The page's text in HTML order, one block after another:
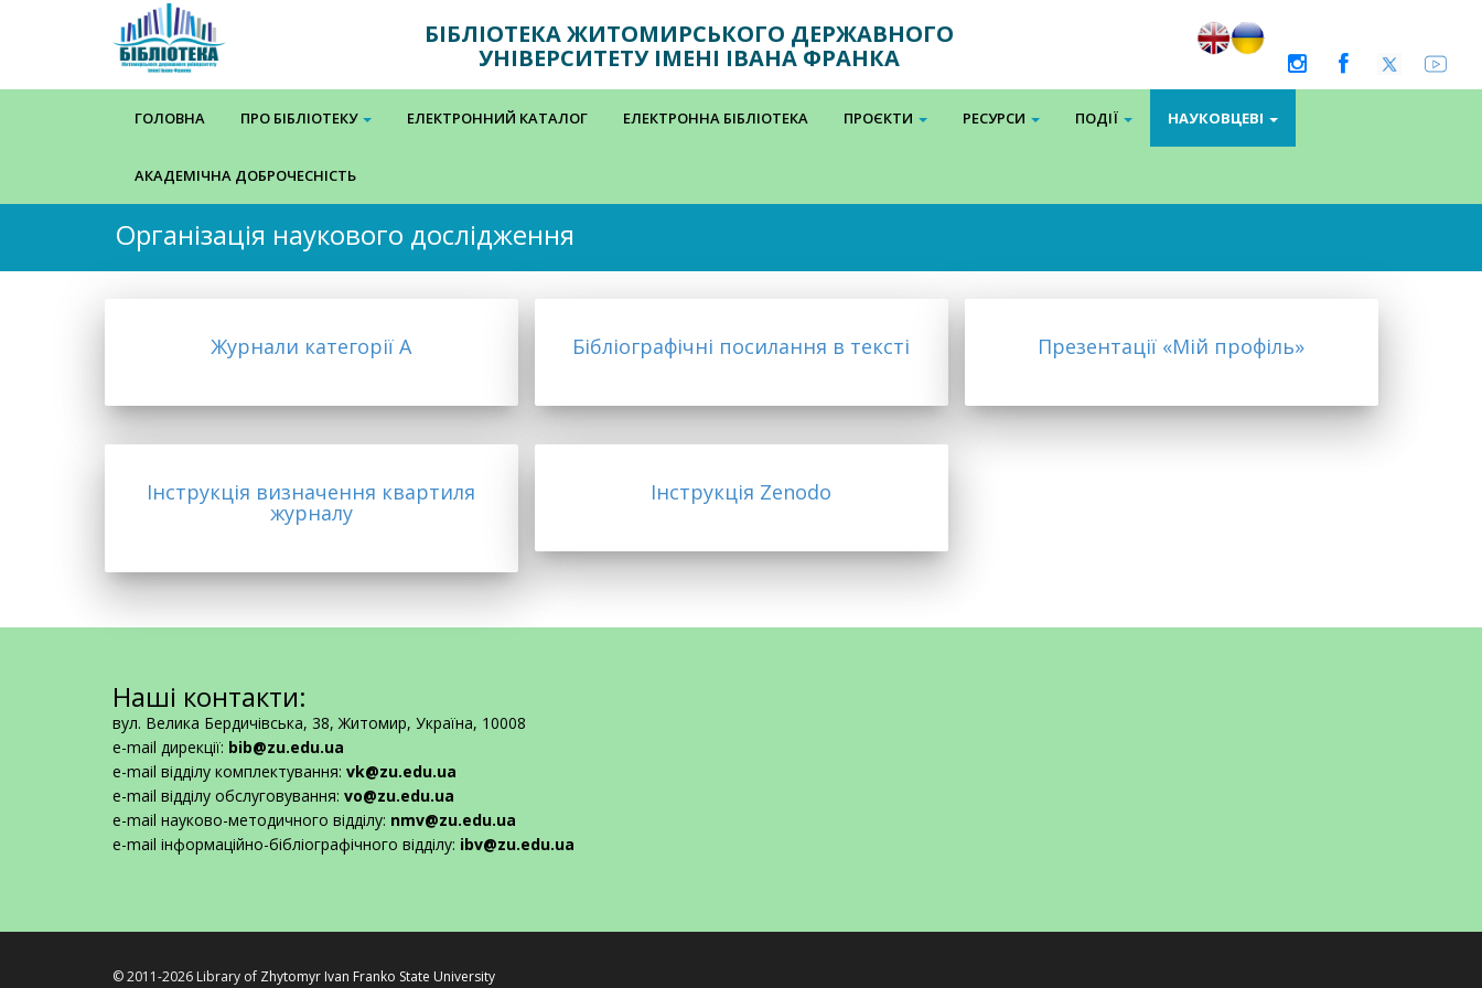
БІБЛІОТЕКА ЖИТОМИРСЬКОГО ДЕРЖАВНОГО
УНІВЕРСИТЕТУ ІМЕНІ ІВАНА ФРАНКА
ГОЛОВНА ПРО БІБЛІОТЕКУ ЕЛЕКТРОННИЙ КАТАЛОГ ЕЛЕКТРОННА БІБЛІОТЕКА ПРОЄКТИ РЕСУРСИ ПОДІЇ НАУКОВЦЕВІ
АКАДЕМІЧНА ДОБРОЧЕСНІСТЬ
Організація наукового дослідження
Журнали категорії А Бібліографічні посилання в тексті Презентації «Мій профіль»
Інструкція визначення квартиля
журналу
Інструкція Zenodo
Наші контакти:
вул. Велика Бердичівська, 38, Житомир, Україна, 10008
e-mail дирекції: bib@zu.edu.ua
e-mail відділу комплектування: vk@zu.edu.ua
e-mail відділу обслуговування: vo@zu.edu.ua
e-mail науково-методичного відділу: nmv@zu.edu.ua
e-mail інформаційно-бібліографічного відділу: ibv@zu.edu.ua
© 2011-2026 Library of Zhytomyr Ivan Franko State University